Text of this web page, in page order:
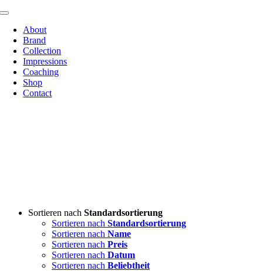
Zum
springen
Toggle
NavigationAbout
Brand
Collection
Impressions
Coaching
Shop
Contact
Sortieren nach Standardsortierung
Sortieren nach Standardsortierung
Sortieren nach Name
Sortieren nach Preis
Sortieren nach Datum
Sortieren nach Beliebtheit